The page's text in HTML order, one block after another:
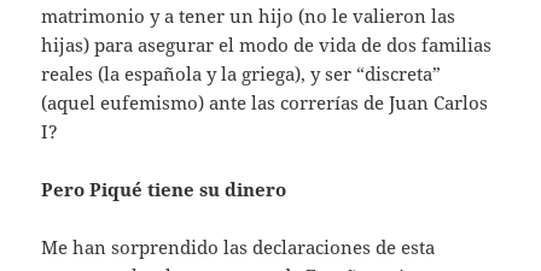
matrimonio y a tener un hijo (no le valieron las
hijas) para asegurar el modo de vida de dos familias
reales (la española y la griega), y ser “discreta”
(aquel eufemismo) ante las correrías de Juan Carlos
I?
Pero Piqué tiene su dinero
Me han sorprendido las declaraciones de esta